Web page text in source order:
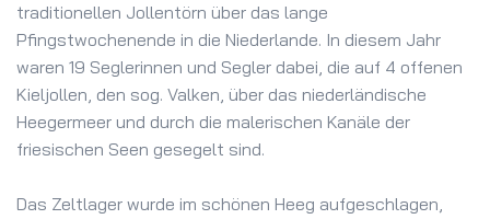
traditionellen Jollentörn über das lange
Pfingstwochenende in die Niederlande. In diesem Jahr
waren 19 Seglerinnen und Segler dabei, die auf 4 offenen
Kieljollen, den sog. Valken, über das niederländische
Heegermeer und durch die malerischen Kanäle der
friesischen Seen gesegelt sind.
Das Zeltlager wurde im schönen Heeg aufgeschlagen,